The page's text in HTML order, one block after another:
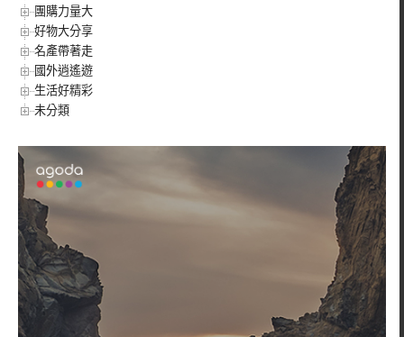
團購力量大
好物大分享
名產帶著走
國外逍遙遊
生活好精彩
未分類